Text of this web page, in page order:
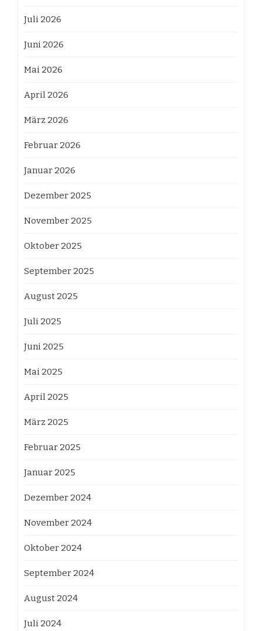
Juli 2026
Juni 2026
Mai 2026
April 2026
März 2026
Februar 2026
Januar 2026
Dezember 2025
November 2025
Oktober 2025
September 2025
August 2025
Juli 2025
Juni 2025
Mai 2025
April 2025
März 2025
Februar 2025
Januar 2025
Dezember 2024
November 2024
Oktober 2024
September 2024
August 2024
Juli 2024